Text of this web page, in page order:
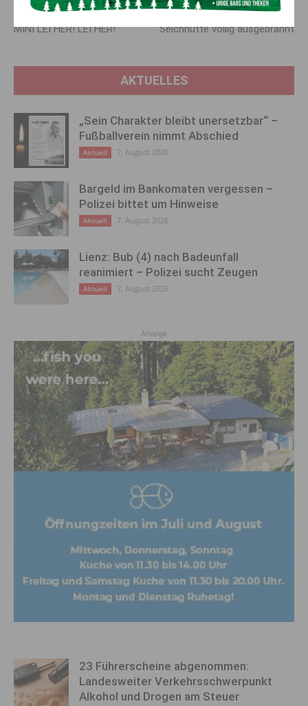
Vorheriger Artikel
MINI LEI HER! LEI HER!
Nächster Artikel
Selchhütte völlig ausgebrannt
AKTUELLES
„Sein Charakter bleibt unersetzbar“ –
Fußballverein nimmt Abschied
Aktuell 7. August 2026
Bargeld im Bankomaten vergessen –
Polizei bittet um Hinweise
Aktuell 7. August 2026
Lienz: Bub (4) nach Badeunfall
reanimiert – Polizei sucht Zeugen
Aktuell 7. August 2026
Anzeige
23 Führerscheine abgenommen:
Landesweiter Verkehrsschwerpunkt
Alkohol und Drogen am Steuer